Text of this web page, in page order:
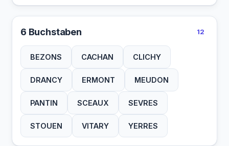
6 Buchstaben 12
BEZONS CACHAN CLICHY
DRANCY ERMONT MEUDON
PANTIN SCEAUX SEVRES
STOUEN VITARY YERRES